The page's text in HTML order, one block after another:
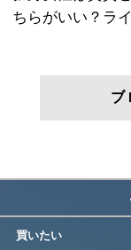
ブ
買いたい